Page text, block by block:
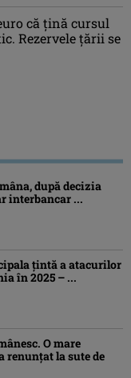
că țină cursul
Rezervele țării se
după decizia
interbancar ...
țintă a atacurilor
în 2025 – ...
O mare
renunțat la sute de